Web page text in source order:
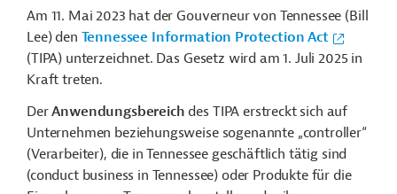
Am 11. Mai 2023 hat der Gouverneur von Tennessee (Bill
Lee) den Tennessee Information Protection Act
(TIPA) unterzeichnet. Das Gesetz wird am 1. Juli 2025 in
Kraft treten.
DerAnwendungsbereich des TIPA erstreckt sich auf
Unternehmen beziehungsweise sogenannte „controller“
(Verarbeiter), die in Tennessee geschäftlich tätig sind
(conduct business in Tennessee) oder Produkte für die